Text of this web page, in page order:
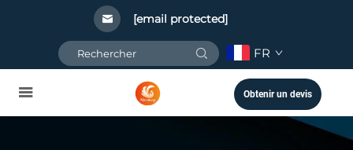
[email protected]
FR
Obtenir un devis